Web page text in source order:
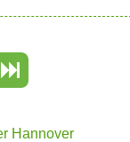
Hannover